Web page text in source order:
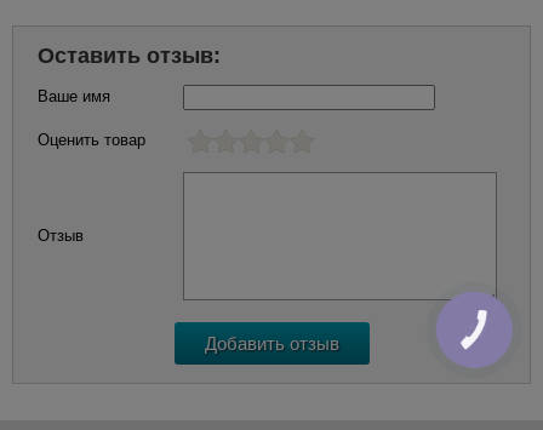
Оставить отзыв:
Ваше имя
Оценить товар
Отзыв
КНОПКА
ЗВ'ЯЗКУ